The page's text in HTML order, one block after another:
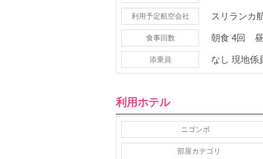
利用予定航空会社 スリランカ
食事回数 朝食 4回
添乗員 なし 現地係
利用ホテル
ニゴンボ
部屋カテゴリ